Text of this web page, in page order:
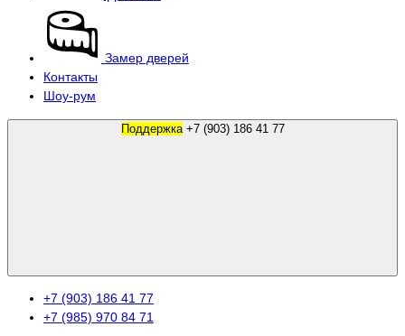
Замер дверей
Контакты
Шоу-рум
Поддержка +7 (903) 186 41 77
+7 (903) 186 41 77
+7 (985) 970 84 71